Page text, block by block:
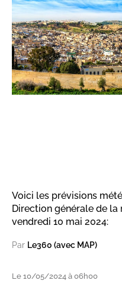
Voici les prévisions
Direction générale de
vendredi 10 mai 2024:
Par Le360 (avec MAP)
Le 10/05/2024 à 06h00